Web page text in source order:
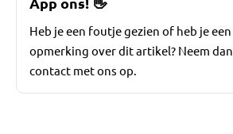
Heb je een foutje gezien of heb je een
opmerking over dit artikel? Neem dan
contact met ons op.